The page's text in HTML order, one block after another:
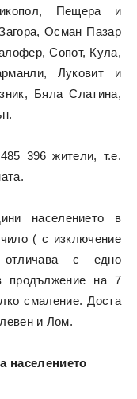
Пещера и
Осман Пазар
Сопот, Кула,
Луковит и
Бяла Слатина,
396 жители, т.е.
населението в
( с изключение
с едно
продължение на 7
смаление. Доста
и Лом.
населението